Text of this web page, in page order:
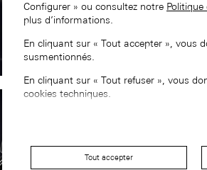
Configurer » ou consultez notre
plus d’informations.
En cliquant sur « Tout accepter », vous
susmentionnés.
En cliquant sur « Tout refuser », vous
cookies techniques.
Tout accepter